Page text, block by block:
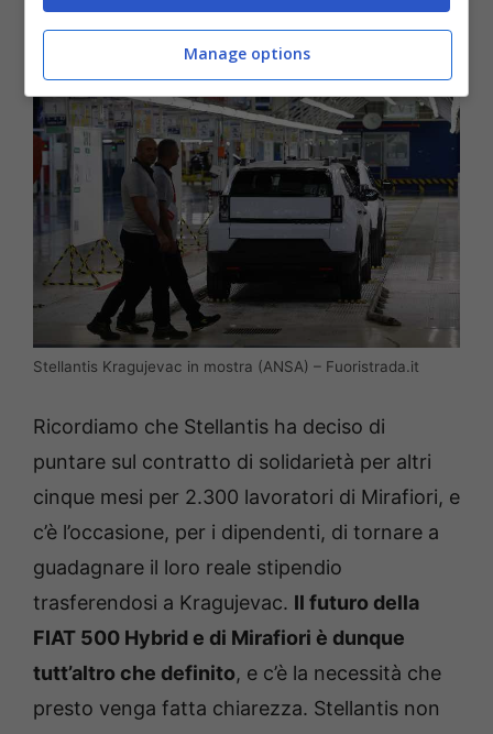
cambiare.
Stellantis Kragujevac in mostra (ANSA) – Fuoristrada.it
Ricordiamo che Stellantis ha deciso di
puntare sul contratto di solidarietà per altri
cinque mesi per 2.300 lavoratori di Mirafiori, e
c’è l’occasione, per i dipendenti, di tornare a
guadagnare il loro reale stipendio
trasferendosi a Kragujevac. Il futuro della
FIAT 500 Hybrid e di Mirafiori è dunque
tutt’altro che definito, e c’è la necessità che
presto venga fatta chiarezza. Stellantis non
Manage options